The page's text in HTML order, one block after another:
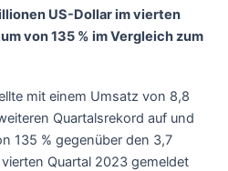
US-Dollar im vierten
von 135 % im Vergleich zum
mit einem Umsatz von 8,8
Quartalsrekord auf und
135 % gegenüber den 3,7
Quartal 2023 gemeldet